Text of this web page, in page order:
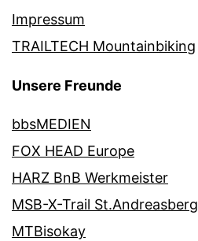
Impressum
TRAILTECH Mountainbiking
Unsere Freunde
bbsMEDIEN
FOX HEAD Europe
HARZ BnB Werkmeister
MSB-X-Trail St.Andreasberg
MTBisokay